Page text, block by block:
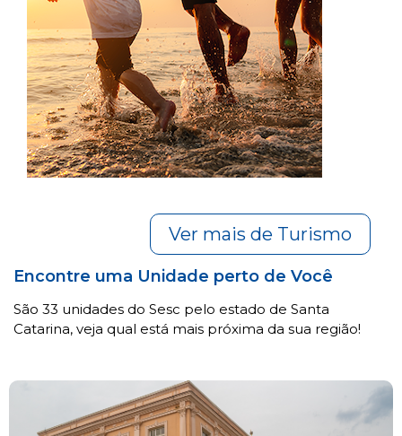
Ver mais de Turismo
Encontre uma Unidade perto de Você
São 33 unidades do Sesc pelo estado de Santa
Catarina, veja qual está mais próxima da sua região!